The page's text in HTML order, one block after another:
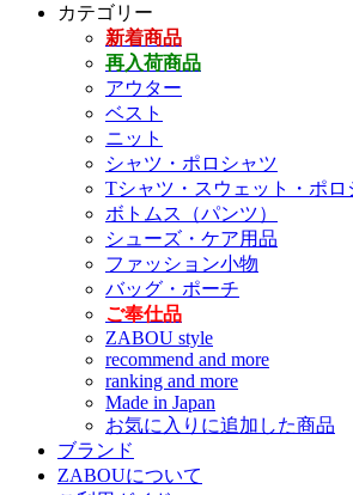
カテゴリー
新着商品
再入荷商品
アウター
ベスト
ニット
シャツ・ポロシャツ
Tシャツ・スウェット・ポロ
ボトムス（パンツ）
シューズ・ケア用品
ファッション小物
バッグ・ポーチ
ご奉仕品
ZABOU style
recommend and more
ranking and more
Made in Japan
お気に入りに追加した商品
ブランド
ZABOUについて